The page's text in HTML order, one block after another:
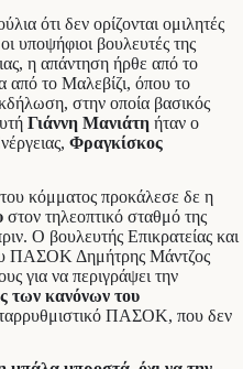
ότι δεν ορίζονται ομιλητές
υποψήφιοι βουλευτές της
η απάντηση ήρθε από το
από το Μαλεβίζι, όπου το
στην οποία βασικός
Γιάννη Μανιάτη ήταν ο
Φραγκίσκος
κόμματος προκάλεσε δε η
στον τηλεοπτικό σταθμό της
Ο βουλευτής Επικρατείας και
ΠΑΣΟΚ Δημήτρης Μάντζος
για να περιγράψει την
των κανόνων του
ΠΑΣΟΚ, που δεν